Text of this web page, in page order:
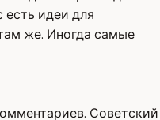
есть идеи для
же. Иногда самые
Советский